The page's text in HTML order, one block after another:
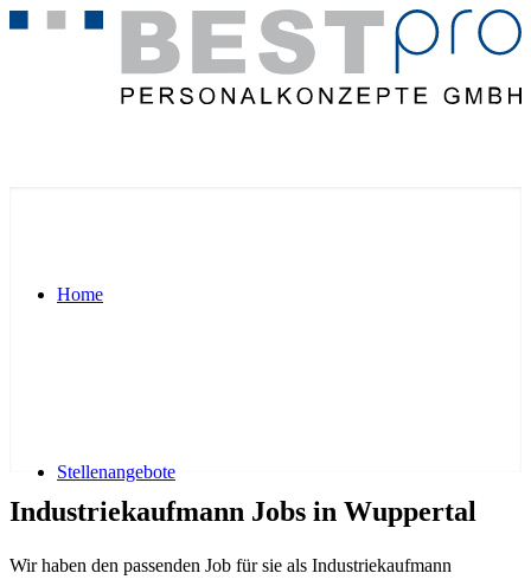
Home
Stellenangebote
Industriekaufmann Jobs in Wuppertal
Wir haben den passenden Job für sie als Industriekaufmann